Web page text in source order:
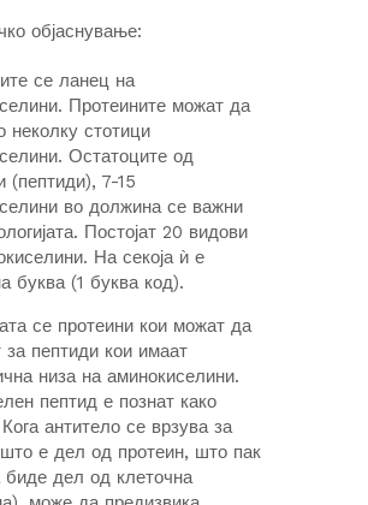
објаснување:
се ланец на
Протеините можат да
неколку стотици
Остатоците од
(пептиди), 7-15
во должина се важни
Постојат 20 видови
На секоја ѝ е
буква (1 буква код).
се протеини кои можат да
за пептиди кои имаат
низа на аминокиселини.
пептид е познат како
антитело се врзува за
е дел од протеин, што пак
дел од клеточна